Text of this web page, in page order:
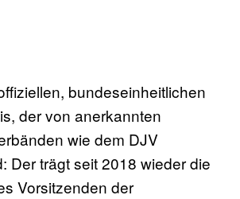
bundeseinheitlichen
der von anerkannten
wie dem DJV
Der trägt seit 2018 wieder die
Vorsitzenden der